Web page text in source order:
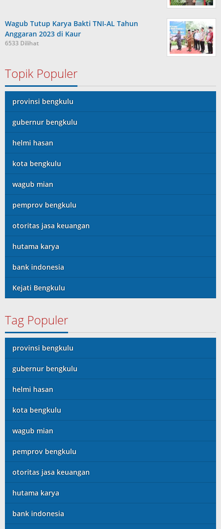
Wagub Tutup Karya Bakti TNI-AL Tahun
Anggaran 2023 di Kaur
6533 Dilihat
Topik Populer
provinsi bengkulu
gubernur bengkulu
helmi hasan
kota bengkulu
wagub mian
pemprov bengkulu
otoritas jasa keuangan
hutama karya
bank indonesia
Kejati Bengkulu
Tag Populer
provinsi bengkulu
gubernur bengkulu
helmi hasan
kota bengkulu
wagub mian
pemprov bengkulu
otoritas jasa keuangan
hutama karya
bank indonesia